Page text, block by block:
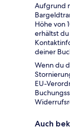
Aufgrund
Höhe von
erhältst
deiner
Wenn du
EU-
Auch